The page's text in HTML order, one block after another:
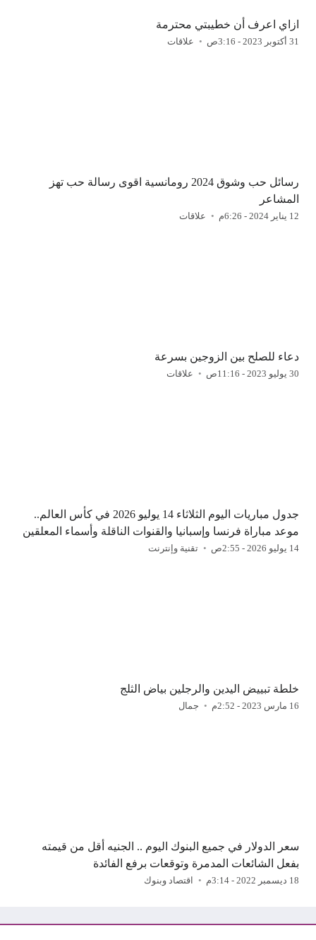
ازاي اعرف أن خطيبتي محترمة
31 أكتوبر 2023 - 3:16ص علاقات
رسائل حب وشوق 2024 رومانسية اقوى رسالة حب تهز
المشاعر
12 يناير 2024 - 6:26م علاقات
دعاء للصلح بين الزوجين بسرعة
30 يوليو 2023 - 11:16ص علاقات
جدول مباريات اليوم الثلاثاء 14 يوليو 2026 في كأس العالم..
موعد مباراة فرنسا وإسبانيا والقنوات الناقلة وأسماء المعلقين
14 يوليو 2026 - 2:55ص تقنية وإنترنت
خلطة تبييض اليدين والرجلين بياض الثلج
16 مارس 2023 - 2:52م جمال
سعر الدولار في جميع البنوك اليوم .. الجنيه أقل من قيمته
بفعل الشائعات المدمرة وتوقعات برفع الفائدة
18 ديسمبر 2022 - 3:14م اقتصاد وبنوك